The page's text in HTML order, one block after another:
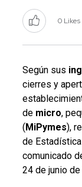
0 Likes
Según sus
cierres y
de micro,
(MiPymes),
de
comunicado
24 de junio de